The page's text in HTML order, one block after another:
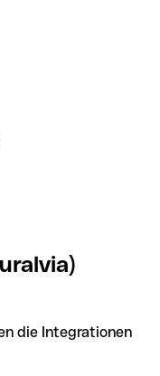
die Integrationen